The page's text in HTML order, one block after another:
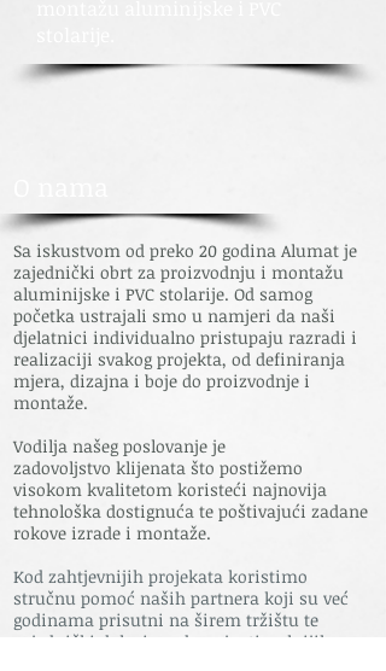
Sa iskustvom od preko 20 godina Alumat je
zajednički obrt za proizvodnju i montažu
aluminijske i PVC stolarije. Od samog
početka ustrajali smo u namjeri da naši
djelatnici individualno pristupaju razradi i
realizaciji svakog projekta, od definiranja
mjera, dizajna i boje do proizvodnje i
montaže.
Vodilja našeg poslovanje je
zadovoljstvo klijenata što postižemo
visokom kvalitetom koristeći najnovija
tehnološka dostignuća te poštivajući zadane
rokove izrade i montaže.
Kod zahtjevnijih projekata koristimo
stručnu pomoć naših partnera koji su već
godinama prisutni na širem tržištu te
zajednički dolazimo do najoptimalnijih